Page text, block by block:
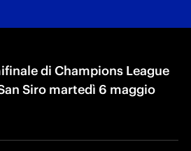
di Champions League
Siro martedì 6 maggio